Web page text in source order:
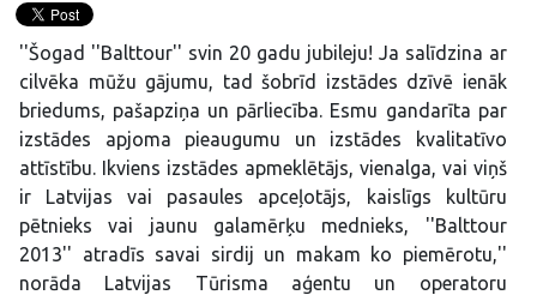
''Šogad ''Balttour'' svin 20 gadu jubileju! Ja salīdzina ar
cilvēka mūžu gājumu, tad šobrīd izstādes dzīvē ienāk
briedums, pašapziņa un pārliecība. Esmu gandarīta par
izstādes apjoma pieaugumu un izstādes kvalitatīvo
attīstību. Ikviens izstādes apmeklētājs, vienalga, vai viņš
ir Latvijas vai pasaules apceļotājs, kaislīgs kultūru
pētnieks vai jaunu galamērķu mednieks, ''Balttour
2013'' atradīs savai sirdij un makam ko piemērotu,''
norāda Latvijas Tūrisma aģentu un operatoru